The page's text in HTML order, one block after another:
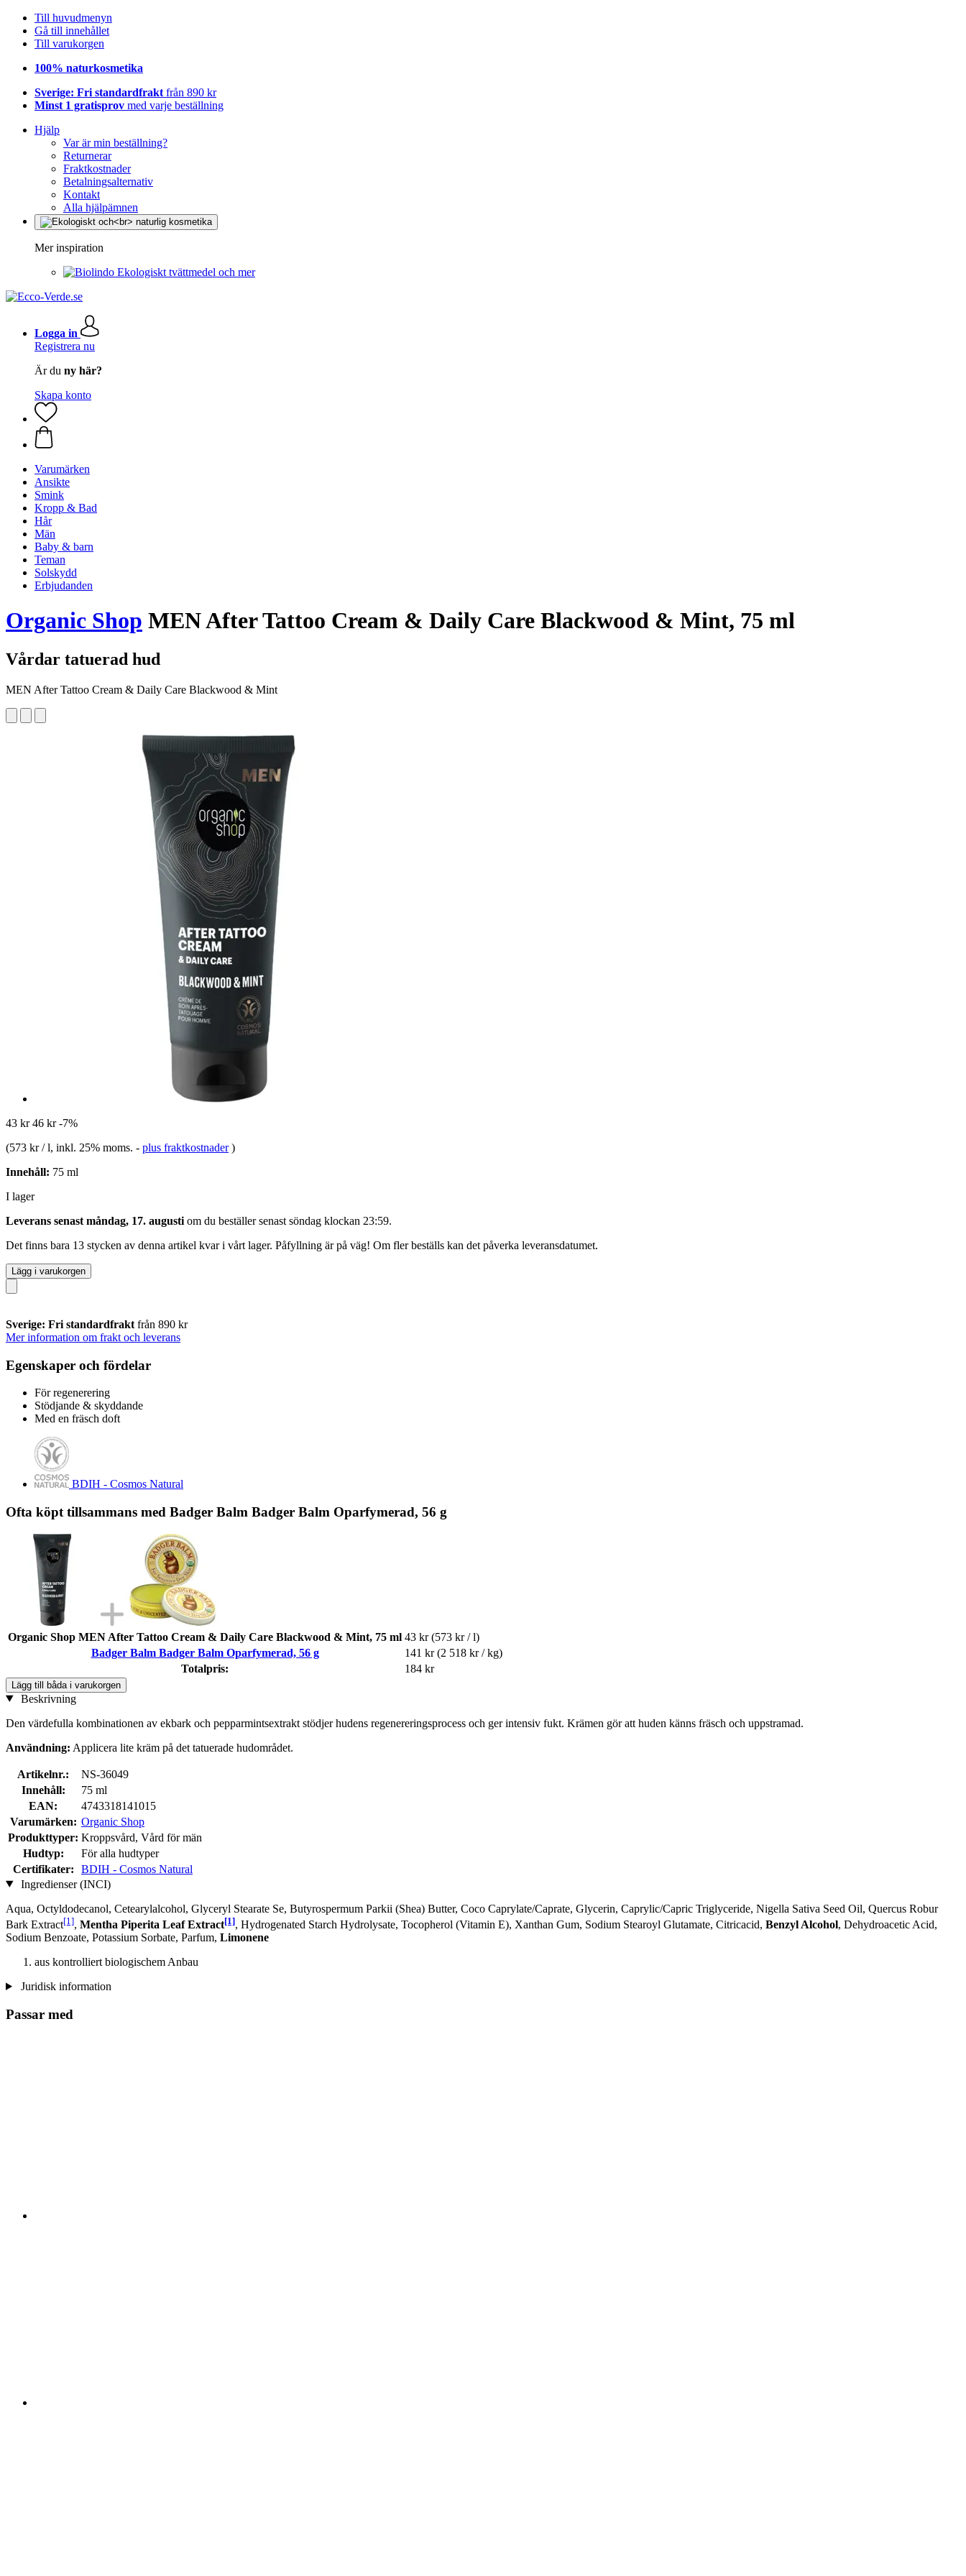
Till huvudmenyn
Gå till innehållet
Till varukorgen
100% naturkosmetika
Sverige: Fri standardfrakt från 890 kr
Minst 1 gratisprov med varje beställning
Hjälp
Var är min beställning?
Returnerar
Fraktkostnader
Betalningsalternativ
Kontakt
Alla hjälpämnen
Mer inspiration
Ekologiskt tvättmedel och mer
Logga in
Registrera nu
Är du ny här?
Skapa konto
Varumärken
Ansikte
Smink
Kropp & Bad
Hår
Män
Baby & barn
Teman
Solskydd
Erbjudanden
Organic Shop MEN After Tattoo Cream & Daily Care Blackwood & Mint, 75 ml
Vårdar tatuerad hud
MEN After Tattoo Cream & Daily Care Blackwood & Mint
43 kr 46 kr -7%
(573 kr / l, inkl. 25% moms. - plus fraktkostnader )
Innehåll: 75 ml
I lager
Leverans senast måndag, 17. augusti om du beställer senast söndag klockan 23:59.
Det finns bara 13 stycken av denna artikel kvar i vårt lager. Påfyllning är på väg! Om fler beställs kan det påverka leveransdatumet.
Lägg i varukorgen
Sverige: Fri standardfrakt från 890 kr
Mer information om frakt och leverans
Egenskaper och fördelar
För regenerering
Stödjande & skyddande
Med en fräsch doft
BDIH - Cosmos Natural
Ofta köpt tillsammans med Badger Balm Badger Balm Oparfymerad, 56 g
Organic Shop MEN After Tattoo Cream & Daily Care Blackwood & Mint, 75 ml 43 kr (573 kr / l)
Badger Balm Badger Balm Oparfymerad, 56 g
141 kr (2 518 kr / kg)
Totalpris:
184 kr
Lägg till båda i varukorgen
Beskrivning
Den värdefulla kombinationen av ekbark och pepparmintsextrakt stödjer hudens regenereringsprocess och ger intensiv fukt. Krämen gör att huden känns fräsch och uppstramad.
Användning: Applicera lite kräm på det tatuerade hudområdet.
Artikelnr.:
NS-36049
Innehåll:
75 ml
EAN:
4743318141015
Varumärken: Organic Shop
Produkttyper: Kroppsvård, Vård för män
Hudtyp:
För alla hudtyper
Certifikater:
BDIH - Cosmos Natural
Ingredienser (INCI)
Aqua, Octyldodecanol, Cetearylalcohol, Glyceryl Stearate Se, Butyrospermum Parkii (Shea) Butter, Coco Caprylate/Caprate, Glycerin, Caprylic/Capric Triglyceride, Nigella Sativa Seed Oil, Quercus Robur
Bark Extract[1], Mentha Piperita Leaf Extract[1], Hydrogenated Starch Hydrolysate, Tocopherol (Vitamin E), Xanthan Gum, Sodium Stearoyl Glutamate, Citricacid, Benzyl Alcohol, Dehydroacetic Acid,
Sodium Benzoate, Potassium Sorbate, Parfum, Limonene
aus kontrolliert biologischem Anbau
Juridisk information
Passar med